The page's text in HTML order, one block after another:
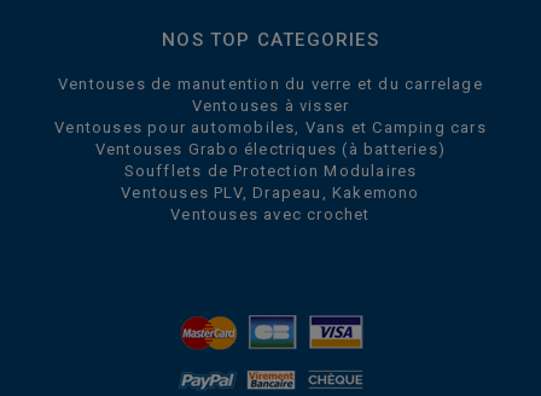
NOS TOP CATEGORIES
Ventouses de manutention du verre et du carrelage
Ventouses à visser
Ventouses pour automobiles, Vans et Camping cars
Ventouses Grabo électriques (à batteries)
Soufflets de Protection Modulaires
Ventouses PLV, Drapeau, Kakemono
Ventouses avec crochet